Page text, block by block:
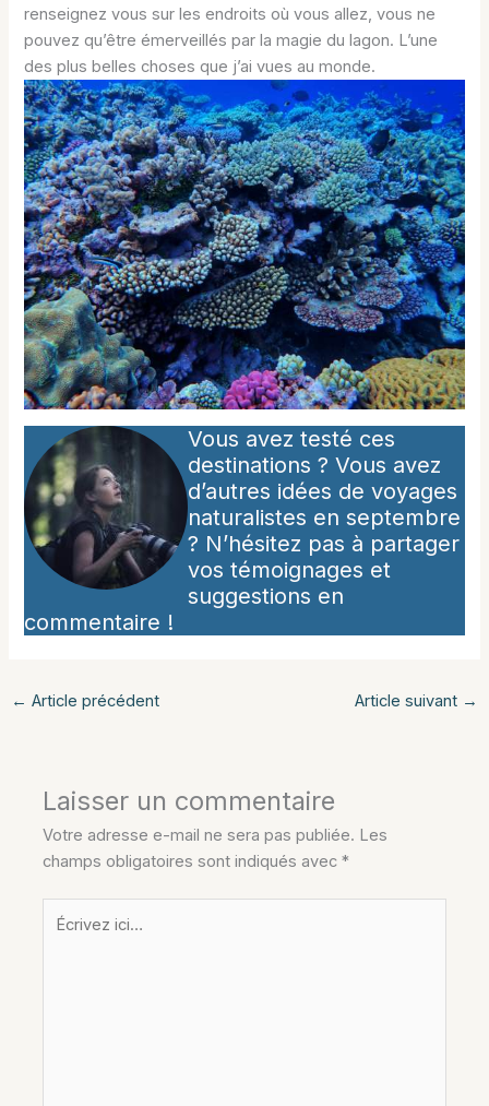
renseignez vous sur les endroits où vous allez, vous ne
pouvez qu’être émerveillés par la magie du lagon. L’une
des plus belles choses que j’ai vues au monde.
Vous avez testé ces
destinations ? Vous avez
d’autres idées de voyages
naturalistes en septembre
? N’hésitez pas à partager
vos témoignages et
suggestions en
commentaire !
← Article précédent Article suivant →
Laisser un commentaire
Votre adresse e-mail ne sera pas publiée. Les
champs obligatoires sont indiqués avec*
Écrivez